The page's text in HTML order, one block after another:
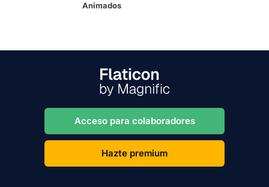
Animados
Acceso para colaboradores
Hazte premium